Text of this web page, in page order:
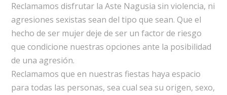
Reclamamos disfrutar la Aste Nagusia sin violencia, ni
agresiones sexistas sean del tipo que sean. Que el
hecho de ser mujer deje de ser un factor de riesgo
que condicione nuestras opciones ante la posibilidad
de una agresión.
Reclamamos que en nuestras fiestas haya espacio
para todas las personas, sea cual sea su origen, sexo,